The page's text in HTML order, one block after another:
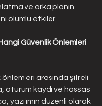
ve arka planın
olumlu etkiler.
Güvenlik Önlemleri
arasında şifreli
oturum kaydı ve hassas
yazılımın düzenli olarak